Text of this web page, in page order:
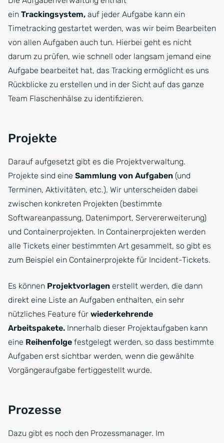
ein Trackingsystem, auf jeder Aufgabe kann ein
Timetracking gestartet werden, was wir beim Bearbeiten
von allen Aufgaben auch tun. Hierbei geht es nicht
darum zu prüfen, wie schnell oder langsam jemand eine
Aufgabe bearbeitet hat, das Tracking ermöglicht es uns
Rückblicke zu erstellen und in der Sicht auf das ganze
Team Flaschenhälse zu identifizieren.
Projekte
Darauf aufgesetzt gibt es die Projektverwaltung.
Projekte sind eine Sammlung von Aufgaben (und
Terminen, Aktivitäten, etc.). Wir unterscheiden dabei
zwischen konkreten Projekten (bestimmte
Softwareanpassung, Datenimport, Servererweiterung)
und Containerprojekten. In Containerprojekten werden
alle Tickets einer bestimmten Art gesammelt, so gibt es
zum Beispiel ein Containerprojekte für Incident-Tickets.
Es können Projektvorlagen erstellt werden, die dann
direkt eine Liste an Aufgaben enthalten, ein sehr
nützliches Feature für wiederkehrende
Arbeitspakete. Innerhalb dieser Projektaufgaben kann
eine Reihenfolge festgelegt werden, so dass bestimmte
Aufgaben erst sichtbar werden, wenn die gewählte
Vorgängeraufgabe fertiggestellt wurde.
Prozesse
Dazu gibt es noch den Prozessmanager. Im